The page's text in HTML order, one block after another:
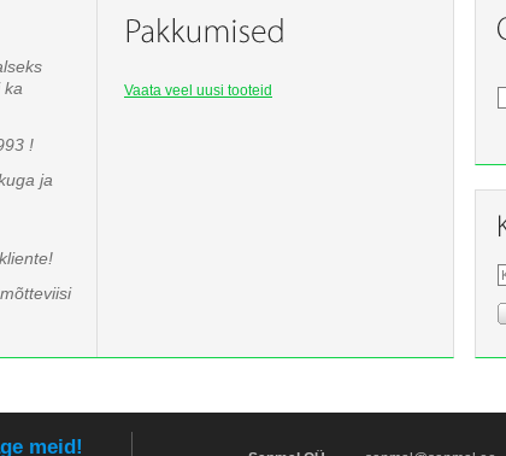
Vaata veel uusi tooteid
ka
!
ja
meid!